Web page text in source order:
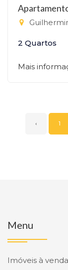
2 Quartos
Mais
‹ 1
Menu
Imóveis à venda